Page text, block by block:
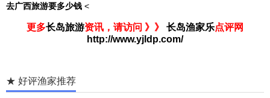
去广西旅游要多少钱 <
更多长岛旅游资讯，请访问 》》 长岛渔家乐点评网
http://www.yjldp.com/
★ 好评渔家推荐